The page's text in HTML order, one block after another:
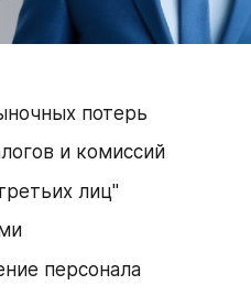
потерь
и комиссий
лиц"
персонала